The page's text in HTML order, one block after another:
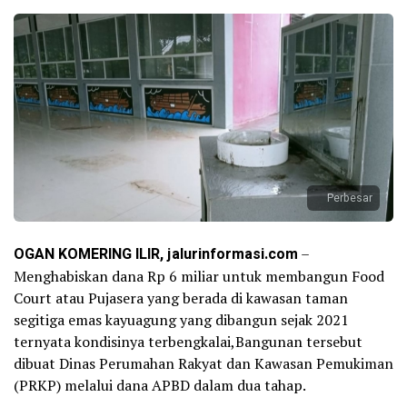
Perbesar
OGAN KOMERING ILIR, jalurinformasi.com –
Menghabiskan dana Rp 6 miliar untuk membangun Food
Court atau Pujasera yang berada di kawasan taman
segitiga emas kayuagung yang dibangun sejak 2021
ternyata kondisinya terbengkalai,Bangunan tersebut
dibuat Dinas Perumahan Rakyat dan Kawasan Pemukiman
(PRKP) melalui dana APBD dalam dua tahap.